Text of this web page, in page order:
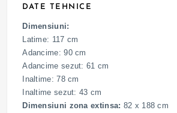
DATE TEHNICE
Dimensiuni:
Latime: 117 cm
Adancime: 90 cm
Adancime sezut: 61 cm
Inaltime: 78 cm
Inaltime sezut: 43 cm
Dimensiuni zona extinsa: 82 x 188 cm